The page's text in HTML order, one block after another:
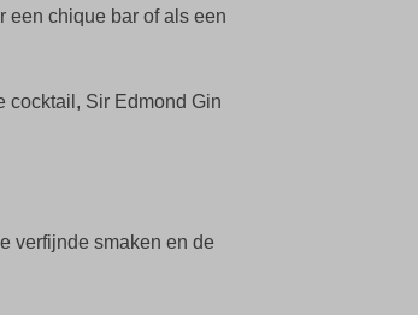
een chique bar of als een
cocktail, Sir Edmond Gin
verfijnde smaken en de